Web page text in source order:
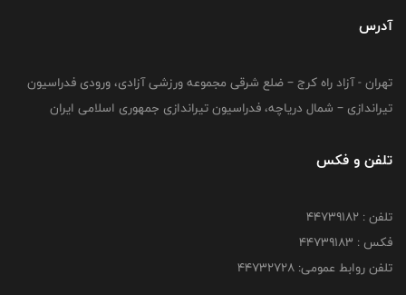
آدرس
تهران - آزاد راه کرج – ضلع شرقی مجموعه ورزشی آزادی، ورودی فدراسیون
تیراندازی – شمال دریاچه، فدراسیون تیراندازی جمهوری اسلامی ایران
تلفن و فکس
تلفن : ۴۴۷۳۹۱۸۲
فکس : ۴۴۷۳۹۱۸3
تلفن روابط عمومی: ۴۴۷۳۲۷۲۸